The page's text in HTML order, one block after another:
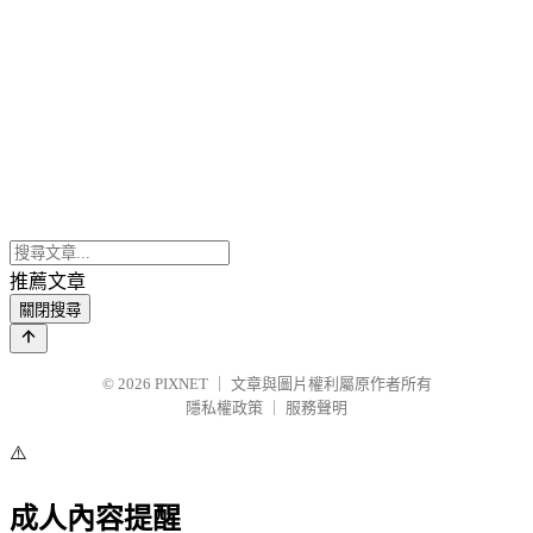
推薦文章
關閉搜尋
© 2026 PIXNET
文章與圖片權利屬原作者所有
隱私權政策
服務聲明
⚠️
成人內容提醒